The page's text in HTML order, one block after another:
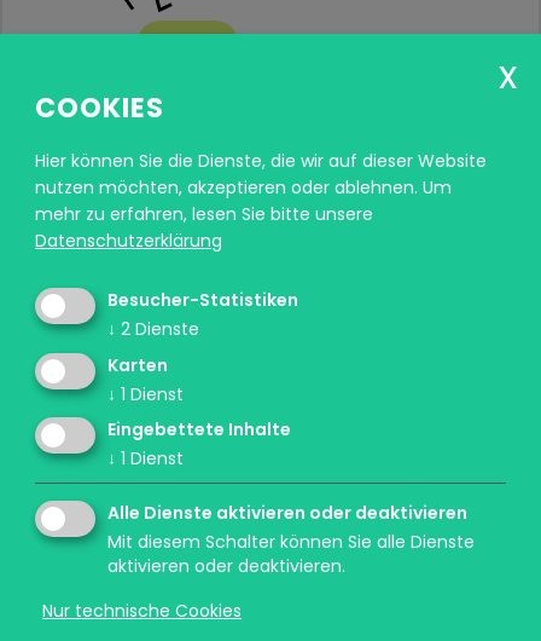
Ein Projekt des Forum Prävention in
Zusammenarbeit mit der Landesdirektion
deutschsprachige Grund, Mittel- und Oberschulen
und dem Landesbeirat für Kommunikationswesen
und mit der Unterstützung des Südtiroler
Sanitätsbetriebs. Das Pilotprojekt wurde mit
Unterstützung der Stiftung Sparkasse realisiert.
COOKIES
Hier können Sie die Dienste, die wir auf dieser Website
nutzen möchten, akzeptieren oder ablehnen. Um
mehr zu erfahren, lesen Sie bitte unsere
Datenschutzerklärung
Besucher-Statistiken
↓ 2 Dienste
Karten
↓ 1 Dienst
Eingebettete Inhalte
↓ 1 Dienst
Alle Dienste aktivieren oder deaktivieren
Mit diesem Schalter können Sie alle Dienste
aktivieren oder deaktivieren.
Nur technische Cookies